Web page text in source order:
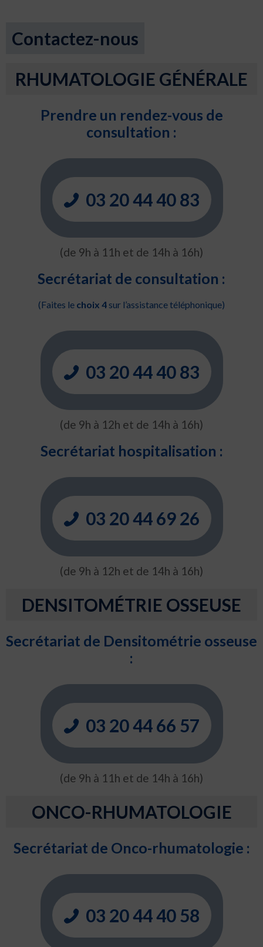
Contactez-nous
RHUMATOLOGIE GÉNÉRALE
Prendre un rendez-vous de
consultation :
03 20 44 40 83
(de 9h à 11h et de 14h à 16h)
Secrétariat de consultation :
(Faites le choix 4 sur l’assistance téléphonique)
03 20 44 40 83
(de 9h à 12h et de 14h à 16h)
Secrétariat hospitalisation :
03 20 44 69 26
(de 9h à 12h et de 14h à 16h)
DENSITOMÉTRIE OSSEUSE
Secrétariat de Densitométrie osseuse
:
03 20 44 66 57
(de 9h à 11h et de 14h à 16h)
ONCO-RHUMATOLOGIE
Secrétariat de Onco-rhumatologie :
03 20 44 40 58